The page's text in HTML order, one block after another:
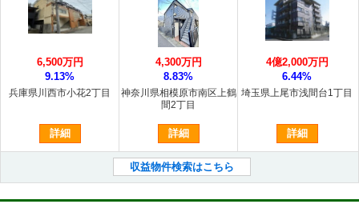
兵庫県川西市小花2丁目
6,500万円
9.13%
詳細
神奈川県相模原市南区上鶴
間2丁目
4,300万円
8.83%
詳細
埼玉県上尾市浅間台1丁目
4億2,000万円
6.44%
詳細
収益物件検索はこちら